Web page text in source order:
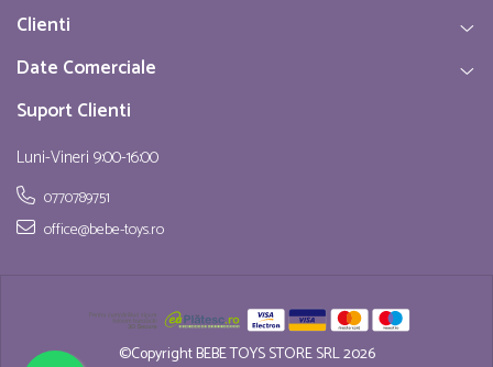
Clienti
Date Comerciale
Suport Clienti
Luni-Vineri 9:00-16:00
0770789751
office@bebe-toys.ro
©Copyright BEBE TOYS STORE SRL 2026